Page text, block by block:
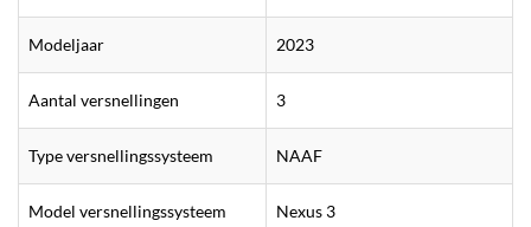
Modeljaar 2023
Aantal versnellingen 3
Type versnellingssysteem NAAF
Model versnellingssysteem Nexus 3